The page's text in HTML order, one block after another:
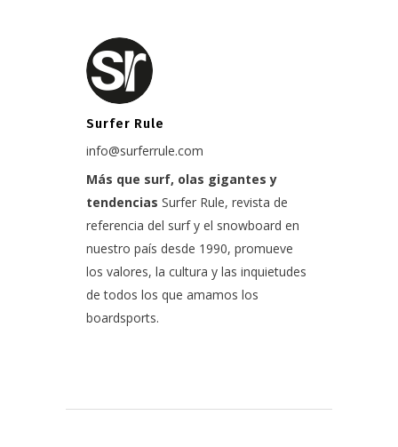
Surfer Rule
info@surferrule.com
Más que surf, olas gigantes y
tendencias Surfer Rule, revista de
referencia del surf y el snowboard en
nuestro país desde 1990, promueve
los valores, la cultura y las inquietudes
de todos los que amamos los
boardsports.